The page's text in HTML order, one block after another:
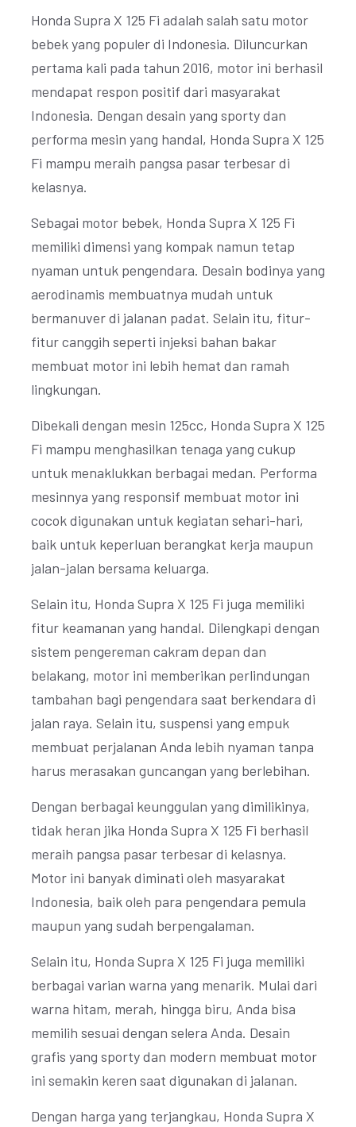
Honda Supra X 125 Fi adalah salah satu motor
bebek yang populer di Indonesia. Diluncurkan
pertama kali pada tahun 2016, motor ini berhasil
mendapat respon positif dari masyarakat
Indonesia. Dengan desain yang sporty dan
performa mesin yang handal, Honda Supra X 125
Fi mampu meraih pangsa pasar terbesar di
kelasnya.
Sebagai motor bebek, Honda Supra X 125 Fi
memiliki dimensi yang kompak namun tetap
nyaman untuk pengendara. Desain bodinya yang
aerodinamis membuatnya mudah untuk
bermanuver di jalanan padat. Selain itu, fitur-
fitur canggih seperti injeksi bahan bakar
membuat motor ini lebih hemat dan ramah
lingkungan.
Dibekali dengan mesin 125cc, Honda Supra X 125
Fi mampu menghasilkan tenaga yang cukup
untuk menaklukkan berbagai medan. Performa
mesinnya yang responsif membuat motor ini
cocok digunakan untuk kegiatan sehari-hari,
baik untuk keperluan berangkat kerja maupun
jalan-jalan bersama keluarga.
Selain itu, Honda Supra X 125 Fi juga memiliki
fitur keamanan yang handal. Dilengkapi dengan
sistem pengereman cakram depan dan
belakang, motor ini memberikan perlindungan
tambahan bagi pengendara saat berkendara di
jalan raya. Selain itu, suspensi yang empuk
membuat perjalanan Anda lebih nyaman tanpa
harus merasakan guncangan yang berlebihan.
Dengan berbagai keunggulan yang dimilikinya,
tidak heran jika Honda Supra X 125 Fi berhasil
meraih pangsa pasar terbesar di kelasnya.
Motor ini banyak diminati oleh masyarakat
Indonesia, baik oleh para pengendara pemula
maupun yang sudah berpengalaman.
Selain itu, Honda Supra X 125 Fi juga memiliki
berbagai varian warna yang menarik. Mulai dari
warna hitam, merah, hingga biru, Anda bisa
memilih sesuai dengan selera Anda. Desain
grafis yang sporty dan modern membuat motor
ini semakin keren saat digunakan di jalanan.
Dengan harga yang terjangkau, Honda Supra X